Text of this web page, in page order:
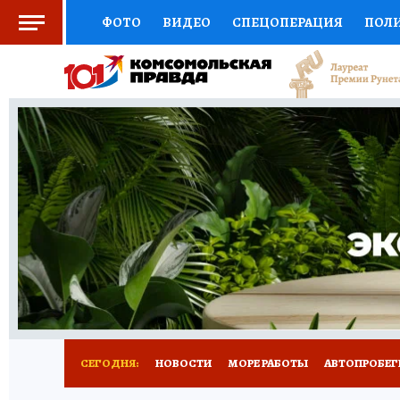
ФОТО ВИДЕО СПЕЦОПЕРАЦИЯ
СОЦПОДДЕРЖКА НАУКА СПОРТ
ВЫБОР ЭКСПЕРТОВ ДОКТОР
КНИЖНАЯ ПОЛКА ПРОГНОЗЫ НА СПОРТ
ПРЕСС-ЦЕНТР НЕДВИЖИМОСТЬ
ВСЕ О КП РАДИО КП ТЕСТЫ НОВОЕ
СЕГОДНЯ: НОВОСТИ МОРЕ РАБОТЫ